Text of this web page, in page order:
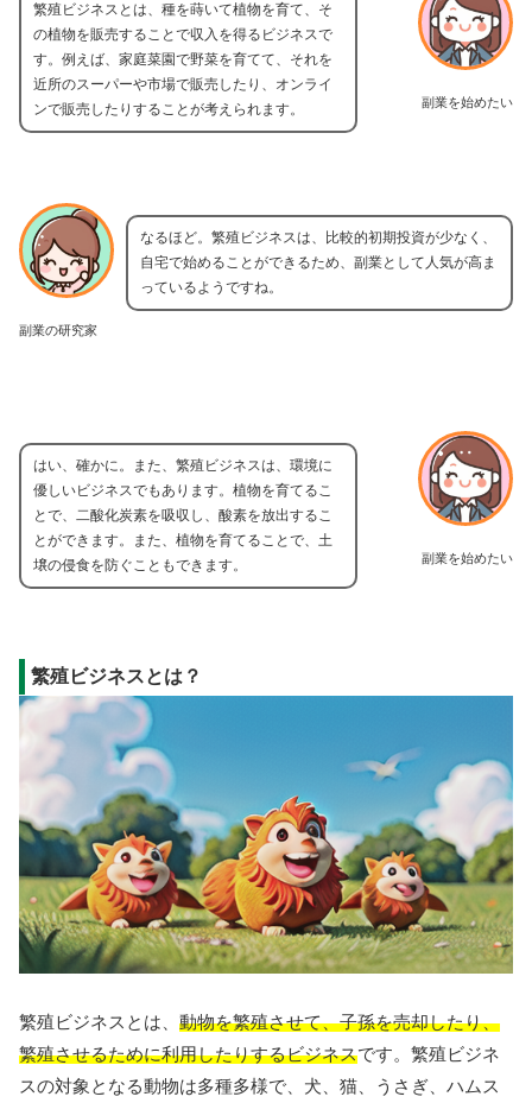
副業を始めたい
繁殖ビジネスとは、種を蒔いて植物を育て、そ
の植物を販売することで収入を得るビジネスで
す。例えば、家庭菜園で野菜を育てて、それを
近所のスーパーや市場で販売したり、オンライ
ンで販売したりすることが考えられます。
副業の研究家
なるほど。繁殖ビジネスは、比較的初期投資が少なく、
自宅で始めることができるため、副業として人気が高ま
っているようですね。
副業を始めたい
はい、確かに。また、繁殖ビジネスは、環境に
優しいビジネスでもあります。植物を育てるこ
とで、二酸化炭素を吸収し、酸素を放出するこ
とができます。また、植物を育てることで、土
壌の侵食を防ぐこともできます。
繁殖ビジネスとは？
繁殖ビジネスとは、 動物を繁殖させて、子孫を売却したり、
繁殖させるために利用したりするビジネスです。繁殖ビジネ
スの対象となる動物は多種多様で、犬、猫、うさぎ、ハムス